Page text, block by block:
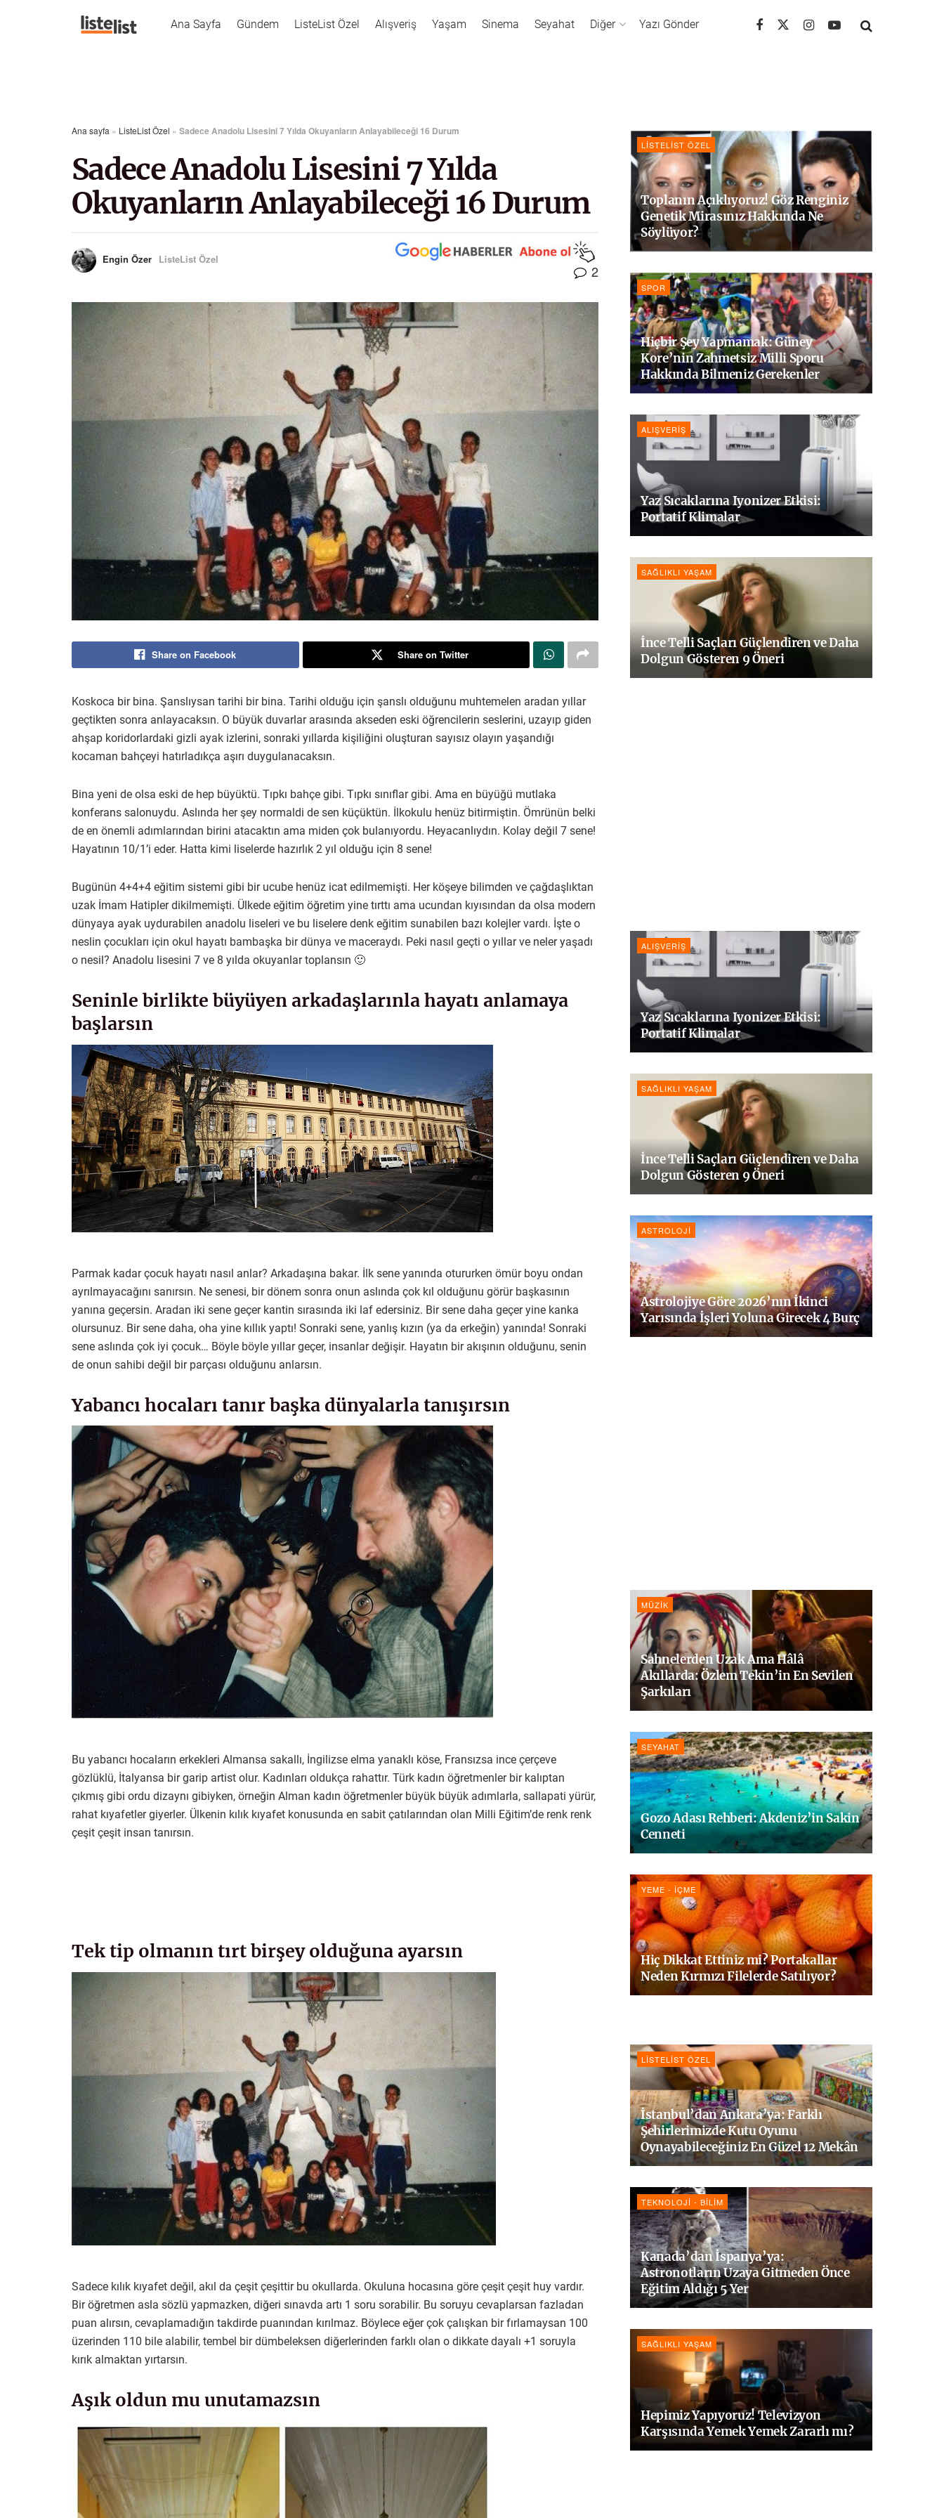
Ana Sayfa Gündem ListeList Özel Alışveriş Yaşam Sinema Seyahat Diğer Yazı Gönder
Ana sayfa » ListeList Özel » Sadece Anadolu Lisesini 7 Yılda Okuyanların Anlayabileceği 16 Durum
Sadece Anadolu Lisesini 7 Yılda
Okuyanların Anlayabileceği 16 Durum
Engin Özer ListeList Özel
2
Share on Facebook Share on Twitter
Koskoca bir bina. Şanslıysan tarihi bir bina. Tarihi olduğu için şanslı olduğunu muhtemelen aradan yıllar
geçtikten sonra anlayacaksın. O büyük duvarlar arasında akseden eski öğrencilerin seslerini, uzayıp giden
ahşap koridorlardaki gizli ayak izlerini, sonraki yıllarda kişiliğini oluşturan sayısız olayın yaşandığı
kocaman bahçeyi hatırladıkça aşırı duygulanacaksın.
Bina yeni de olsa eski de hep büyüktü. Tıpkı bahçe gibi. Tıpkı sınıflar gibi. Ama en büyüğü mutlaka
konferans salonuydu. Aslında her şey normaldi de sen küçüktün. İlkokulu henüz bitirmiştin. Ömrünün belki
de en önemli adımlarından birini atacaktın ama miden çok bulanıyordu. Heyacanlıydın. Kolay değil 7 sene!
Hayatının 10/1’i eder. Hatta kimi liselerde hazırlık 2 yıl olduğu için 8 sene!
Bugünün 4+4+4 eğitim sistemi gibi bir ucube henüz icat edilmemişti. Her köşeye bilimden ve çağdaşlıktan
uzak İmam Hatipler dikilmemişti. Ülkede eğitim öğretim yine tırttı ama ucundan kıyısından da olsa modern
dünyaya ayak uydurabilen anadolu liseleri ve bu liselere denk eğitim sunabilen bazı kolejler vardı. İşte o
neslin çocukları için okul hayatı bambaşka bir dünya ve maceraydı. Peki nasıl geçti o yıllar ve neler yaşadı
o nesil? Anadolu lisesini 7 ve 8 yılda okuyanlar toplansın 🙂
Seninle birlikte büyüyen arkadaşlarınla hayatı anlamaya
başlarsın
Parmak kadar çocuk hayatı nasıl anlar? Arkadaşına bakar. İlk sene yanında otururken ömür boyu ondan
ayrılmayacağını sanırsın. Ne senesi, bir dönem sonra onun aslında çok kıl olduğunu görür başkasının
yanına geçersin. Aradan iki sene geçer kantin sırasında iki laf edersiniz. Bir sene daha geçer yine kanka
olursunuz. Bir sene daha, oha yine kıllık yaptı! Sonraki sene, yanlış kızın (ya da erkeğin) yanında! Sonraki
sene aslında çok iyi çocuk… Böyle böyle yıllar geçer, insanlar değişir. Hayatın bir akışının olduğunu, senin
de onun sahibi değil bir parçası olduğunu anlarsın.
Yabancı hocaları tanır başka dünyalarla tanışırsın
Bu yabancı hocaların erkekleri Almansa sakallı, İngilizse elma yanaklı köse, Fransızsa ince çerçeve
gözlüklü, İtalyansa bir garip artist olur. Kadınları oldukça rahattır. Türk kadın öğretmenler bir kalıptan
çıkmış gibi ordu dizaynı gibiyken, örneğin Alman kadın öğretmenler büyük büyük adımlarla, sallapati yürür,
rahat kıyafetler giyerler. Ülkenin kılık kıyafet konusunda en sabit çatılarından olan Milli Eğitim’de renk renk
çeşit çeşit insan tanırsın.
Tek tip olmanın tırt birşey olduğuna ayarsın
Sadece kılık kıyafet değil, akıl da çeşit çeşittir bu okullarda. Okuluna hocasına göre çeşit çeşit huy vardır.
Bir öğretmen asla sözlü yapmazken, diğeri sınavda artı 1 soru sorabilir. Bu soruyu cevaplarsan fazladan
puan alırsın, cevaplamadığın takdirde puanından kırılmaz. Böylece eğer çok çalışkan bir fırlamaysan 100
üzerinden 110 bile alabilir, tembel bir dümbeleksen diğerlerinden farklı olan o dikkate dayalı +1 soruyla
kırık almaktan yırtarsın.
Aşık oldun mu unutamazsın
LISTELIST ÖZEL
Toplanın Açıklıyoruz! Göz Renginiz
Genetik Mirasınız Hakkında Ne
Söylüyor?
SPOR
Hiçbir Şey Yapmamak: Güney
Kore’nin Zahmetsiz Milli Sporu
Hakkında Bilmeniz Gerekenler
ALIŞVERIŞ
Yaz Sıcaklarına Iyonizer Etkisi:
Portatif Klimalar
SAĞLIKLI YAŞAM
İnce Telli Saçları Güçlendiren ve Daha
Dolgun Gösteren 9 Öneri
ALIŞVERIŞ
Yaz Sıcaklarına Iyonizer Etkisi:
Portatif Klimalar
SAĞLIKLI YAŞAM
İnce Telli Saçları Güçlendiren ve Daha
Dolgun Gösteren 9 Öneri
ASTROLOJI
Astrolojiye Göre 2026’nın İkinci
Yarısında İşleri Yoluna Girecek 4 Burç
MÜZIK
Sahnelerden Uzak Ama Hâlâ
Akıllarda: Özlem Tekin’in En Sevilen
Şarkıları
SEYAHAT
Gozo Adası Rehberi: Akdeniz’in Sakin
Cenneti
YEME - İÇME
Hiç Dikkat Ettiniz mi? Portakallar
Neden Kırmızı Filelerde Satılıyor?
LISTELIST ÖZEL
İstanbul’dan Ankara’ya: Farklı
Şehirlerimizde Kutu Oyunu
Oynayabileceğiniz En Güzel 12 Mekân
TEKNOLOJI - BILIM
Kanada’dan İspanya’ya:
Astronotların Uzaya Gitmeden Önce
Eğitim Aldığı 5 Yer
SAĞLIKLI YAŞAM
Hepimiz Yapıyoruz! Televizyon
Karşısında Yemek Yemek Zararlı mı?